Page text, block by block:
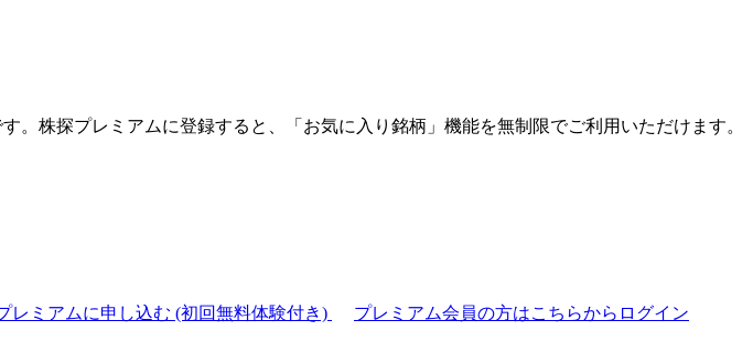
。 株探プレミアムに登録すると、「お気に入り銘柄」機能を無制限でご利用いただけます。
レミアムに申し込む (初回無料体験付き)
プレミアム会員の方はこちらからログイン